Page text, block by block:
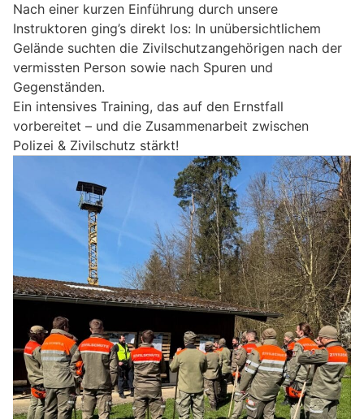
Nach einer kurzen Einführung durch unsere
Instruktoren ging’s direkt los: In unübersichtlichem
Gelände suchten die Zivilschutzangehörigen nach der
vermissten Person sowie nach Spuren und
Gegenständen.
Ein intensives Training, das auf den Ernstfall
vorbereitet – und die Zusammenarbeit zwischen
Polizei & Zivilschutz stärkt!